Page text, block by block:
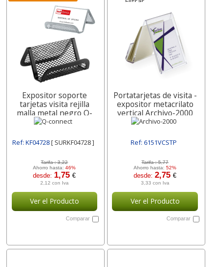
Expositor soporte
tarjetas visita rejilla
malla metal negro Q-
connect
Ref: KF04728[ SURKF04728 ]
Tarifa :3,22
Ahorro hasta:46%
desde: 1,75€
2,12 con Iva
Ver el Producto
Comparar
Portatarjetas de visita -
expositor metacrilato
vertical Archivo-2000
Ref: 6151VCSTP
Tarifa :5,77
Ahorro hasta:52%
desde:2,75€
3,33 con Iva
Ver el Producto
Comparar